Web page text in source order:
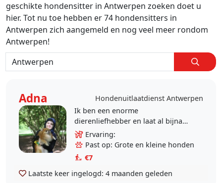
geschikte hondensitter in Antwerpen zoeken doet u
hier. Tot nu toe hebben er 74 hondensitters in
Antwerpen zich aangemeld en nog veel meer rondom
Antwerpen!
Adna
Hondenuitlaatdienst Antwerpen
Ik ben een enorme
dierenliefhebber en laat al bijna
drie jaar de hond van mijn vriendin,
Lacky, uit. Lacky was een prachtige
hond en hij zal altijd..
Ervaring:
Past op: Grote en kleine honden
€7
Laatste keer ingelogd: 4 maanden geleden